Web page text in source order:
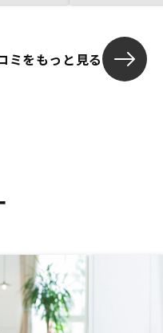
説明して
してもそ
ミをもっと見る